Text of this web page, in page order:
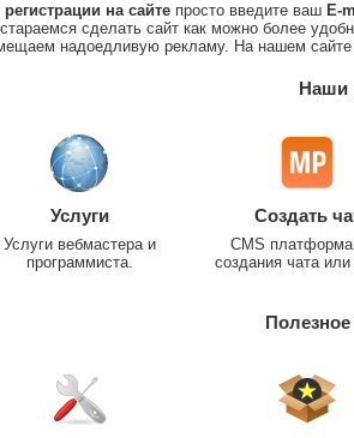
регистрации на сайте просто введите ваш E-
сделать сайт как можно более
надоедливую рекламу. На нашем
Наши
Услуги
Услуги вебмастера и
программиста.
Создать
CMS
создания чата или